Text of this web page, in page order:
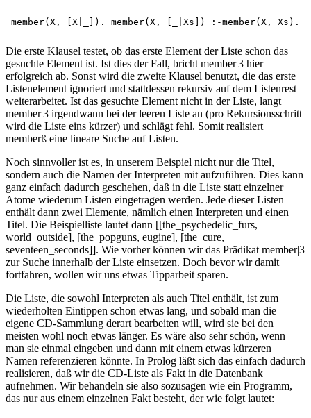
Die erste Klausel testet, ob das erste Element der Liste schon das
gesuchte Element ist. Ist dies der Fall, bricht member|3 hier
erfolgreich ab. Sonst wird die zweite Klausel benutzt, die das erste
Listenelement ignoriert und stattdessen rekursiv auf dem Listenrest
weiterarbeitet. Ist das gesuchte Element nicht in der Liste, langt
member|3 irgendwann bei der leeren Liste an (pro Rekursionsschritt
wird die Liste eins kürzer) und schlägt fehl. Somit realisiert
memberß eine lineare Suche auf Listen.
Noch sinnvoller ist es, in unserem Beispiel nicht nur die Titel,
sondern auch die Namen der Interpreten mit aufzuführen. Dies kann
ganz einfach dadurch geschehen, daß in die Liste statt einzelner
Atome wiederum Listen eingetragen werden. Jede dieser Listen
enthält dann zwei Elemente, nämlich einen Interpreten und einen
Titel. Die Beispielliste lautet dann [[the_psychedelic_furs,
world_outside], [the_popguns, eugine], [the_cure,
seventeen_seconds]]. Wie vorher können wir das Prädikat member|3
zur Suche innerhalb der Liste einsetzen. Doch bevor wir damit
fortfahren, wollen wir uns etwas Tipparbeit sparen.
Die Liste, die sowohl Interpreten als auch Titel enthält, ist zum
wiederholten Eintippen schon etwas lang, und sobald man die
eigene CD-Sammlung derart bearbeiten will, wird sie bei den
meisten wohl noch etwas länger. Es wäre also sehr schön, wenn
man sie einmal eingeben und dann mit einem etwas kürzeren
Namen referenzieren könnte. In Prolog läßt sich das einfach dadurch
realisieren, daß wir die CD-Liste als Fakt in die Datenbank
aufnehmen. Wir behandeln sie also sozusagen wie ein Programm,
das nur aus einem einzelnen Fakt besteht, der wie folgt lautet: